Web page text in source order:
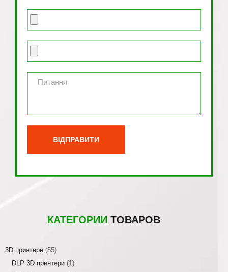
КАТЕГОРИИ ТОВАРОВ
3D принтери (55)
DLP 3D принтери (1)